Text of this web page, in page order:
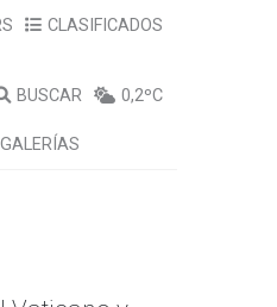
CLASIFICADOS
BUSCAR 0,2ºC
GALERÍAS